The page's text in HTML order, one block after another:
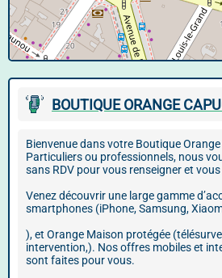
BOUTIQUE ORANGE
Bienvenue dans votre Boutique
Particuliers ou professionnels, nous
sans RDV pour vous renseigner et
Venez découvrir une large gamme
smartphones (iPhone, Samsung,
), et Orange Maison protégée
intervention,). Nos offres mobiles et
sont faites pour vous.